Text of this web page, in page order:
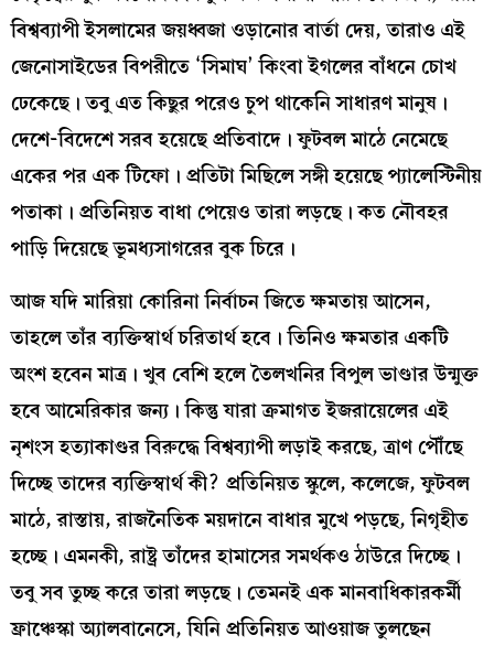
বিশ্বব্যাপী ইসলামের জয়ধ্বজা ওড়ানোর বার্তা দেয়, তারাও এই
জেনোসাইডের বিপরীতে ‘সিমাঘ’ কিংবা ইগলের বাঁধনে চোখ
ঢেকেছে। তবু এত কিছুর পরেও চুপ থাকেনি সাধারণ মানুষ।
দেশে-বিদেশে সরব হয়েছে প্রতিবাদে। ফুটবল মাঠে নেমেছে
একের পর এক টিফো। প্রতিটা মিছিলে সঙ্গী হয়েছে প্যালেস্টিনীয়
পতাকা। প্রতিনিয়ত বাধা পেয়েও তারা লড়ছে। কত নৌবহর
পাড়ি দিয়েছে ভূমধ্যসাগরের বুক চিরে।
আজ যদি মারিয়া কোরিনা নির্বাচন জিতে ক্ষমতায় আসেন,
তাহলে তাঁর ব্যক্তিস্বার্থ চরিতার্থ হবে। তিনিও ক্ষমতার একটি
অংশ হবেন মাত্র। খুব বেশি হলে তৈলখনির বিপুল ভাণ্ডার উন্মুক্ত
হবে আমেরিকার জন্য। কিন্তু যারা ক্রমাগত ইজরায়েলের এই
নৃশংস হত্যাকাণ্ডর বিরুদ্ধে বিশ্বব্যাপী লড়াই করছে, ত্রাণ পৌঁছে
দিচ্ছে তাদের ব্যক্তিস্বার্থ কী? প্রতিনিয়ত স্কুলে, কলেজে, ফুটবল
মাঠে, রাস্তায়, রাজনৈতিক ময়দানে বাধার মুখে পড়ছে, নিগৃহীত
হচ্ছে। এমনকী, রাষ্ট্র তাঁদের হামাসের সমর্থকও ঠাউরে দিচ্ছে।
তবু সব তুচ্ছ করে তারা লড়ছে। তেমনই এক মানবাধিকারকর্মী
ফ্রাঞ্চেস্কা অ্যালবানেসে, যিনি প্রতিনিয়ত আওয়াজ তুলছেন